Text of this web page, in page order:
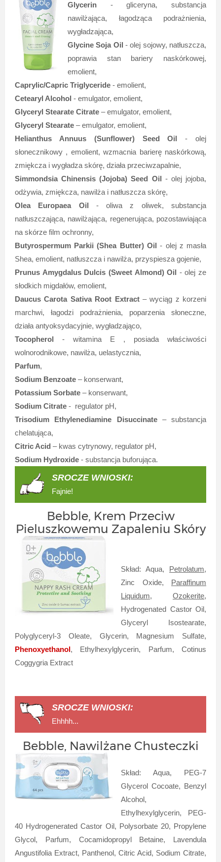
Glycerin- gliceryna, substancja
nawilżająca, łagodząca podrażnienia,
wygładzająca,
Glycine Soja Oil - olej sojowy, natłuszcza,
poprawia stan bariery naskórkowej,
emolient,
Caprylic/Capric Triglyceride- emolient,
Cetearyl Alcohol - emulgator, emolient,
Glyceryl Stearate Citrate – emulgator, emolient,
Glyceryl Stearate – emulgator, emolient,
Helianthus Annuus (Sunflower) Seed Oil- olej
słonecznikowy , emolient, wzmacnia barierę naskórkową,
zmiękcza i wygładza skórę, działa przeciwzapalnie,
Simmondsia Chinensis (Jojoba) Seed Oil - olej jojoba,
odżywia, zmiękcza, nawilża i natłuszcza skórę,
Olea Europaea Oil - oliwa z oliwek, substancja
natłuszczająca, nawilżająca, regenerująca, pozostawiająca
na skórze film ochronny,
Butyrospermum Parkii (Shea Butter) Oil - olej z masła
Shea, emolient, natłuszcza i nawilża, przyspiesza gojenie,
Prunus Amygdalus Dulcis (Sweet Almond) Oil - olej ze
słodkich migdałów, emolient,
Daucus Carota Sativa Root Extract– wyciąg z korzeni
marchwi, łagodzi podrażnienia, poparzenia słoneczne,
działa antyoksydacyjnie, wygładzająco,
Tocopherol - witamina E , posiada właściwości
wolnorodnikowe, nawilża, uelastycznia,
Parfum,
Sodium Benzoate– konserwant,
Potassium Sorbate– konserwant,
Sodium Citrate- regulator pH,
Trisodium Ethylenediamine Disuccinate – substancja
chelatująca,
Citric Acid – kwas cytrynowy, regulator pH,
Sodium Hydroxide- substancja buforująca.
SROCZE WNIOSKI:
Fajnie!
Bebble, Krem Przeciw
Pieluszkowemu Zapaleniu Skóry
Skład: Aqua, Petrolatum,
Zinc Oxide, Paraffinum
Liquidum,Ozokerite,
Hydrogenated Castor Oil,
Glyceryl Isostearate,
Polyglyceryl-3 Oleate, Glycerin, Magnesium Sulfate,
Phenoxyethanol, Ethylhexylglycerin, Parfum, Cotinus
Coggygria Extract
SROCZE WNIOSKI:
Ehhhh...
Bebble, Nawilżane Chusteczki
Skład: Aqua, PEG-7
Glycerol Cocoate, Benzyl
Alcohol,
Ethylhexylglycerin, PEG-
40 Hydrogenerated Castor Oil, Polysorbate 20, Propylene
Glycol, Parfum, Cocamidopropyl Betaine, Lavendula
Angustifolia Extract, Panthenol, Citric Acid, Sodium Citrate,